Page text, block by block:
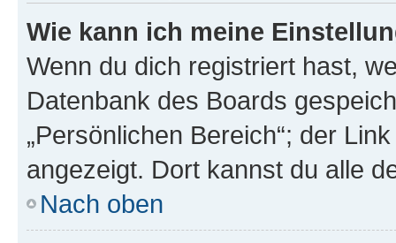
Wie kann ich meine
Wenn du dich registriert hast,
Datenbank des Boards
„Persönlichen Bereich“; der
angezeigt. Dort kannst du alle
Nach oben